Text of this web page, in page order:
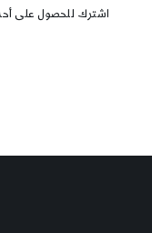
اشترك للحصول على